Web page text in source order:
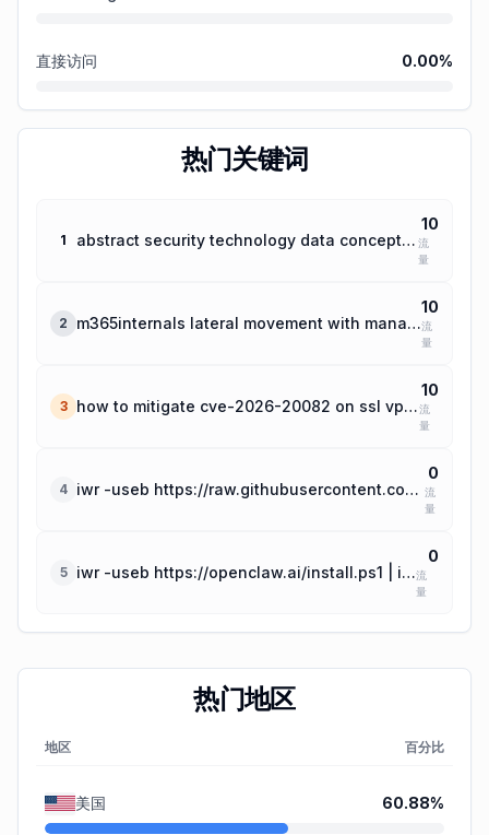
直接访问 0.00%
热门关键词
1 abstract security technology data concept image
10
流
量
2 m365internals lateral movement with managed identities of azure virtual machines
10
流
量
3 how to mitigate cve-2026-20082 on ssl vpn firewall
10
流
量
4 iwr -useb https://raw.githubusercontent.com/spicetify/cli/main/install.ps1 | iex
0
流
量
5 iwr -useb https://openclaw.ai/install.ps1 | iex
0
流
量
热门地区
地区 百分比
美国 60.88%